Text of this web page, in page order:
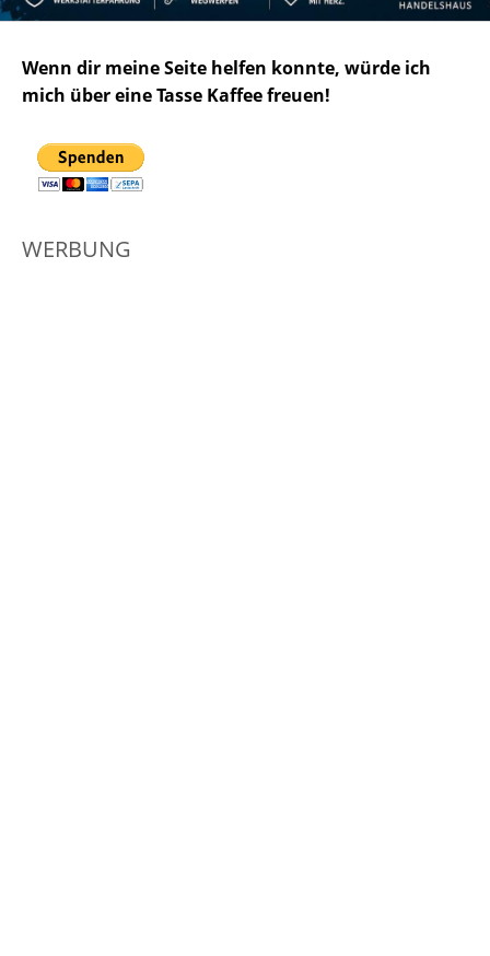
Wenn dir meine Seite helfen konnte, würde ich
mich über eine Tasse Kaffee freuen!
WERBUNG